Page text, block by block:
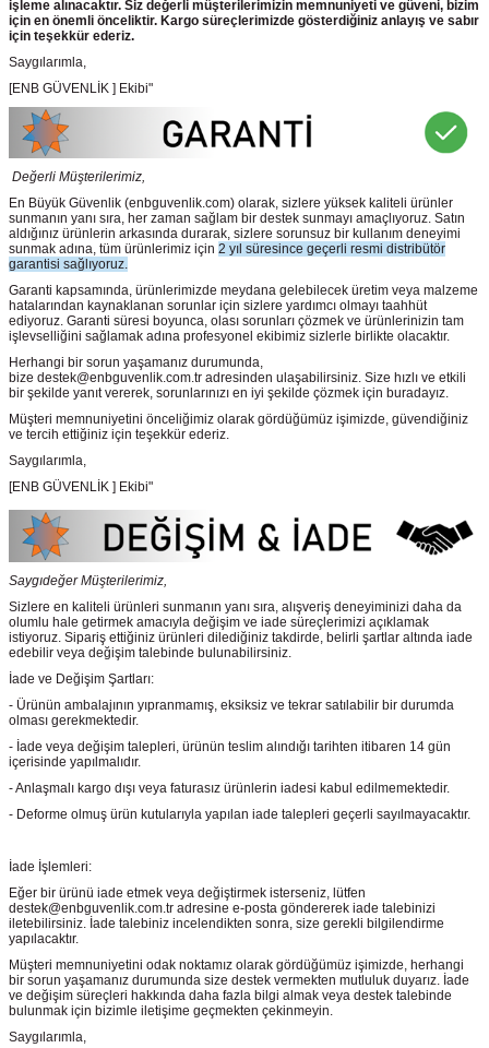
işleme alınacaktır. Siz değerli müşterilerimizin memnuniyeti ve güveni, bizim
için en önemli önceliktir. Kargo süreçlerimizde gösterdiğiniz anlayış ve sabır
için teşekkür ederiz.
Saygılarımla,
[ENB GÜVENLİK ] Ekibi"
Değerli Müşterilerimiz,
En Büyük Güvenlik (enbguvenlik.com) olarak, sizlere yüksek kaliteli ürünler
sunmanın yanı sıra, her zaman sağlam bir destek sunmayı amaçlıyoruz. Satın
aldığınız ürünlerin arkasında durarak, sizlere sorunsuz bir kullanım deneyimi
sunmak adına, tüm ürünlerimiz için 2 yıl süresince geçerli resmi distribütör
garantisi sağlıyoruz.
Garanti kapsamında, ürünlerimizde meydana gelebilecek üretim veya malzeme
hatalarından kaynaklanan sorunlar için sizlere yardımcı olmayı taahhüt
ediyoruz. Garanti süresi boyunca, olası sorunları çözmek ve ürünlerinizin tam
işlevselliğini sağlamak adına profesyonel ekibimiz sizlerle birlikte olacaktır.
Herhangi bir sorun yaşamanız durumunda,
bize destek@enbguvenlik.com.tr adresinden ulaşabilirsiniz. Size hızlı ve etkili
bir şekilde yanıt vererek, sorunlarınızı en iyi şekilde çözmek için buradayız.
Müşteri memnuniyetini önceliğimiz olarak gördüğümüz işimizde, güvendiğiniz
ve tercih ettiğiniz için teşekkür ederiz.
Saygılarımla,
[ENB GÜVENLİK ] Ekibi"
Saygıdeğer Müşterilerimiz,
Sizlere en kaliteli ürünleri sunmanın yanı sıra, alışveriş deneyiminizi daha da
olumlu hale getirmek amacıyla değişim ve iade süreçlerimizi açıklamak
istiyoruz. Sipariş ettiğiniz ürünleri dilediğiniz takdirde, belirli şartlar altında iade
edebilir veya değişim talebinde bulunabilirsiniz.
İade ve Değişim Şartları:
- Ürünün ambalajının yıpranmamış, eksiksiz ve tekrar satılabilir bir durumda
olması gerekmektedir.
- İade veya değişim talepleri, ürünün teslim alındığı tarihten itibaren 14 gün
içerisinde yapılmalıdır.
- Anlaşmalı kargo dışı veya faturasız ürünlerin iadesi kabul edilmemektedir.
- Deforme olmuş ürün kutularıyla yapılan iade talepleri geçerli sayılmayacaktır.
İade İşlemleri:
Eğer bir ürünü iade etmek veya değiştirmek isterseniz, lütfen
destek@enbguvenlik.com.tr adresine e-posta göndererek iade talebinizi
iletebilirsiniz. İade talebiniz incelendikten sonra, size gerekli bilgilendirme
yapılacaktır.
Müşteri memnuniyetini odak noktamız olarak gördüğümüz işimizde, herhangi
bir sorun yaşamanız durumunda size destek vermekten mutluluk duyarız. İade
ve değişim süreçleri hakkında daha fazla bilgi almak veya destek talebinde
bulunmak için bizimle iletişime geçmekten çekinmeyin.
Saygılarımla,